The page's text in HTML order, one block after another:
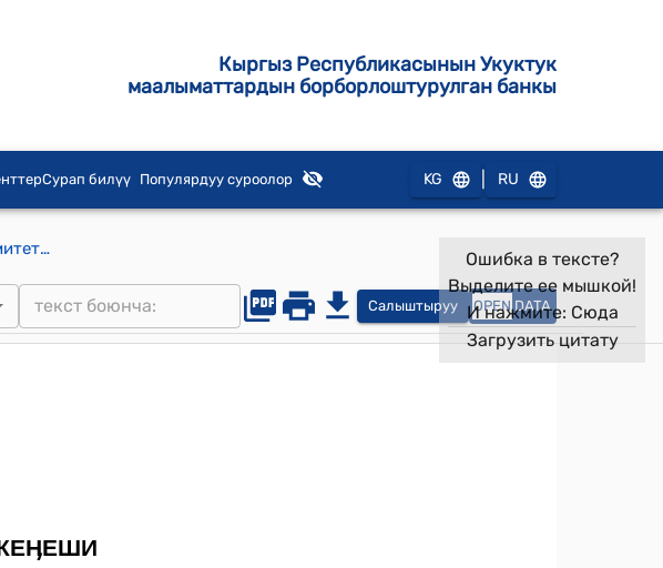
Кыргыз Республикасынын Укуктук
маалыматтардын борборлоштурулган банкы
Сурап билүү Популярдуу суроолор KG RU
Ананьев айылдык кеңешинин 2015-жылдын 14-майындагы № 6 "Жайыт комитетинин бюджетин бекитʏʏ жөнүндө" токтому
Салыштыруу OPEN DATA
Ошибка в тексте?
Выделите ее мышкой!
И нажмите: Сюда
Загрузить цитату